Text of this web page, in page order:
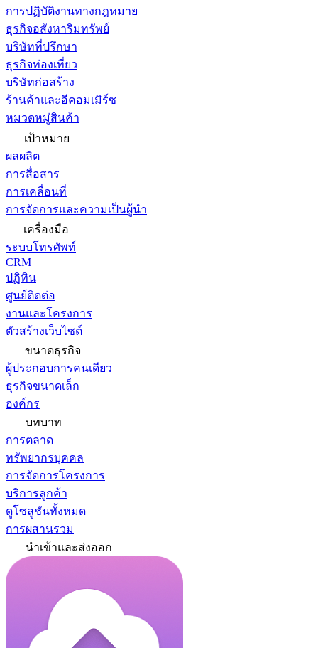
การปฏิบัติงานทางกฎหมาย
ธุรกิจอสังหาริมทรัพย์
บริษัทที่ปรึกษา
ธุรกิจท่องเที่ยว
บริษัทก่อสร้าง
ร้านค้าและอีคอมเมิร์ซ
หมวดหมู่สินค้า
เป้าหมาย
ผลผลิต
การสื่อสาร
การเคลื่อนที่
การจัดการและความเป็นผู้นำ
เครื่องมือ
ระบบโทรศัพท์
CRM
ปฏิทิน
ศูนย์ติดต่อ
งานและโครงการ
ตัวสร้างเว็บไซต์
ขนาดธุรกิจ
ผู้ประกอบการคนเดียว
ธุรกิจขนาดเล็ก
องค์กร
บทบาท
การตลาด
ทรัพยากรบุคคล
การจัดการโครงการ
บริการลูกค้า
ดูโซลูชันทั้งหมด
การผสานรวม
นำเข้าและส่งออก